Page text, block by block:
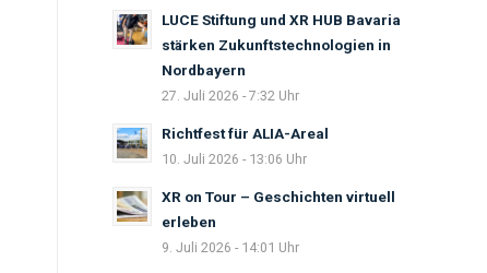
LUCE Stiftung und XR HUB Bavaria
stärken Zukunftstechnologien in
Nordbayern
27. Juli 2026 - 7:32 Uhr
Richtfest für ALIA-Areal
10. Juli 2026 - 13:06 Uhr
XR on Tour – Geschichten virtuell
erleben
9. Juli 2026 - 14:01 Uhr